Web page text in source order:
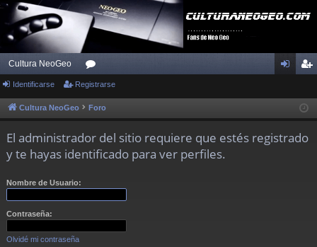
Cultura NeoGeo
or
os ist
Identificarse Registrarse
Cultura NeoGeo Foro
El administrador del sitio requiere que estés registrado
y te hayas identificado para ver perfiles.
Nombre de Usuario:
Contraseña:
Olvidé mi contraseña